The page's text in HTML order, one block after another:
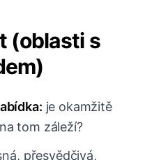
(oblasti s
je okamžitě
tom záleží?
přesvědčivá,